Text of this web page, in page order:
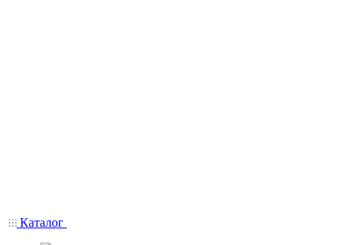
Каталог